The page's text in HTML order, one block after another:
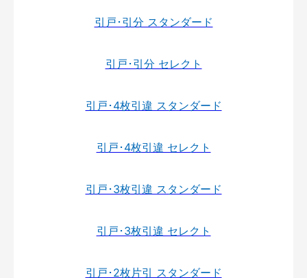
引戸･引分 スタンダード
引戸･引分 セレクト
引戸･4枚引違 スタンダード
引戸･4枚引違 セレクト
引戸･3枚引違 スタンダード
引戸･3枚引違 セレクト
引戸･2枚片引 スタンダード